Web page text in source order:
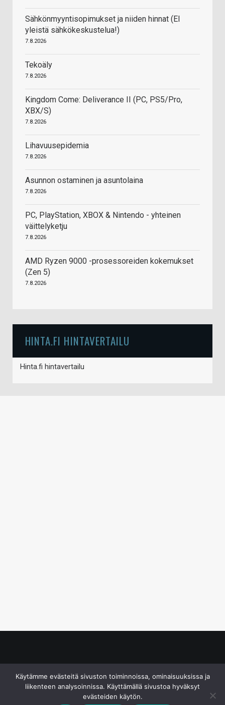
Sähkönmyyntisopimukset ja niiden hinnat (EI
yleistä sähkökeskustelua!)
7.8.2026
Tekoäly
7.8.2026
Kingdom Come: Deliverance II (PC, PS5/Pro,
XBX/S)
7.8.2026
Lihavuusepidemia
7.8.2026
Asunnon ostaminen ja asuntolaina
7.8.2026
PC, PlayStation, XBOX & Nintendo - yhteinen
väittelyketju
7.8.2026
AMD Ryzen 9000 -prosessoreiden kokemukset
(Zen 5)
7.8.2026
HINTA.FI HINTAVERTAILU
Hinta.fi hintavertailu
Käytämme evästeitä sivuston toiminnoissa, ominaisuuksissa ja
liikenteen analysoinnissa. Käyttämällä sivustoa hyväksyt
evästeiden käytön.